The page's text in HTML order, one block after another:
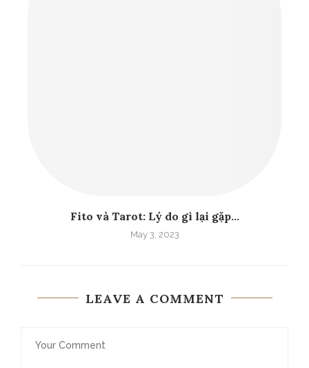
Fito và Tarot: Lý do gì lại gặp...
May 3, 2023
LEAVE A COMMENT